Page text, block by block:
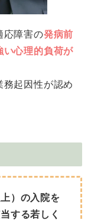
応障害の発病前
い心理的負荷が
起因性が認め
）の入院を
する若しく